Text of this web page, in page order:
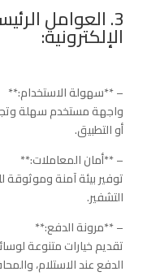
3. العوامل
الإلكترونية:
– **سهولة الاستخدام:**
واجهة مستخدم سهلة
أو التطبيق.
– **أمان المعاملات:**
توفير بيئة آمنة وموثوقة
التشفير.
– **مرونة الدفع:**
تقديم خيارات متنوعة
الدفع عند الاستلام،